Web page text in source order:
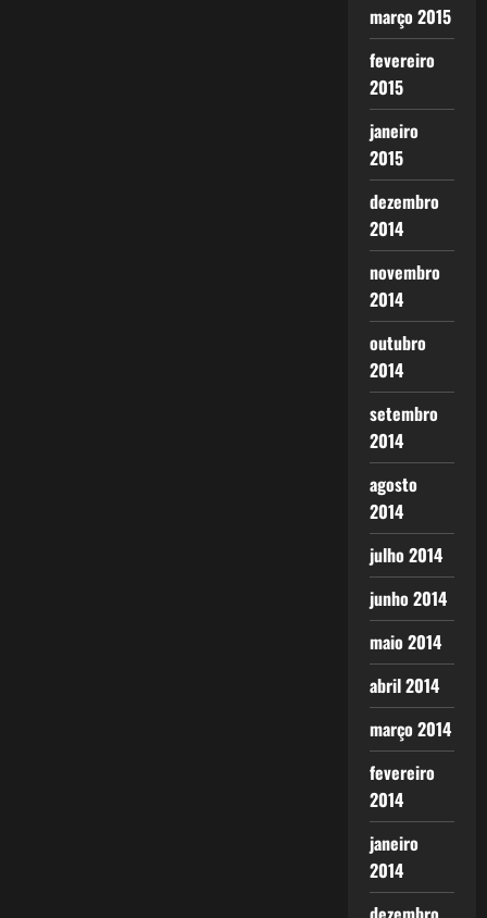
março 2015
fevereiro
2015
janeiro
2015
dezembro
2014
novembro
2014
outubro
2014
setembro
2014
agosto
2014
julho 2014
junho 2014
maio 2014
abril 2014
março 2014
fevereiro
2014
janeiro
2014